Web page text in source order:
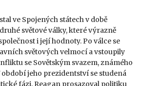
ve Spojených státech v době
světové války, které výrazně
i její hodnoty. Po válce se
světových velmocí a vstoupily
se Sovětským svazem, známého
období jeho prezidentství se studená
fázi. Reagan prosazoval politiku